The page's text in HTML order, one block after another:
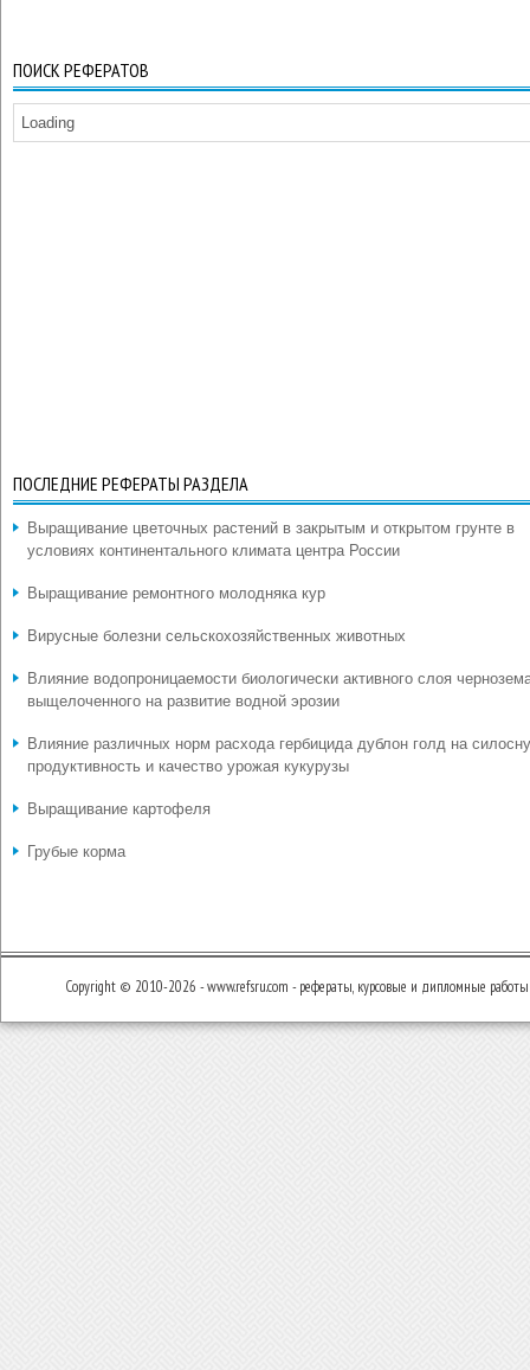
ПОИСК РЕФЕРАТОВ
Loading
ПОСЛЕДНИЕ РЕФЕРАТЫ РАЗДЕЛА
Выращивание цветочных растений в закрытым и открытом грунте в
условиях континентального климата центра России
Выращивание ремонтного молодняка кур
Вирусные болезни сельскохозяйственных животных
Влияние водопроницаемости биологически активного слоя
выщелоченного на развитие водной эрозии
Влияние различных норм расхода гербицида дублон голд на
продуктивность и качество урожая кукурузы
Выращивание картофеля
Грубые корма
Copyright © 2010-2026 - www.refsru.com - рефераты, курсовые и дипломные работы